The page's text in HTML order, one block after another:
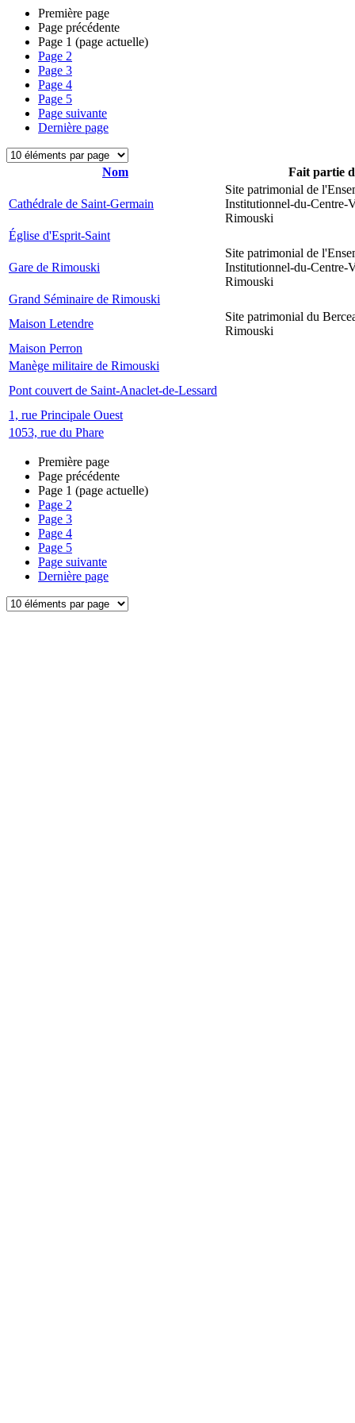
Première page
Page précédente
Page 1 (page actuelle)
Page 2
Page 3
Page 4
Page 5
Page suivante
Dernière page
Nom Fait partie
Cathédrale de Saint-Germain
Site patrimonial de
Institutionnel-du-Centre-
Rimouski
Église d'Esprit-Saint
Gare de Rimouski
Site patrimonial de
Institutionnel-du-Centre-
Rimouski
Grand Séminaire de Rimouski
Maison Letendre
Site patrimonial du
Rimouski
Maison Perron
Manège militaire de Rimouski
Pont couvert de Saint-Anaclet-de-Lessard
1, rue Principale Ouest
1053, rue du Phare
Première page
Page précédente
Page 1 (page actuelle)
Page 2
Page 3
Page 4
Page 5
Page suivante
Dernière page